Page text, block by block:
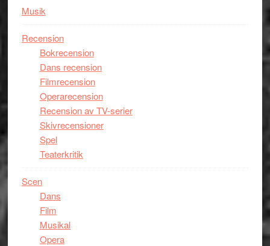
Musik
Recension
Bokrecension
Dans recension
Filmrecension
Operarecension
Recension av TV-serier
Skivrecensioner
Spel
Teaterkritik
Scen
Dans
Film
Musikal
Opera